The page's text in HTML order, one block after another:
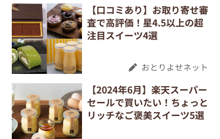
【口コミあり】お取り寄せ審
査で高評価！星4.5以上の超
注目スイーツ4選
おとりよせネット
【2024年6月】楽天スーパー
セールで買いたい！ちょっと
リッチなご褒美スイーツ5選